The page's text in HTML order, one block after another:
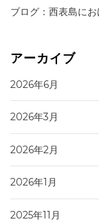
ブログ：西表島に
アーカイブ
2026年6月
2026年3月
2026年2月
2026年1月
2025年11月